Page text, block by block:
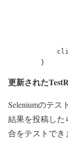
        }
更新された
Seleniumのテス
結果を投稿した
合をテストでき